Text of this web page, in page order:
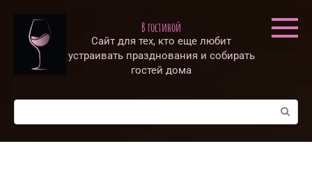
контенту
В гостиной
Сайт для тех, кто еще любит
устраивать празднования и собирать
гостей дома
Поиск: